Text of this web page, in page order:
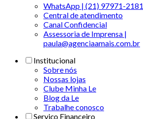
WhatsApp | (21) 97971-2181
Central de atendimento
Canal Confidencial
Assessoria de Imprensa |
paula@agenciaamais.com.br
Institucional
Sobre nós
Nossas lojas
Clube Minha Le
Blog da Le
Trabalhe conosco
Serviço Financeiro